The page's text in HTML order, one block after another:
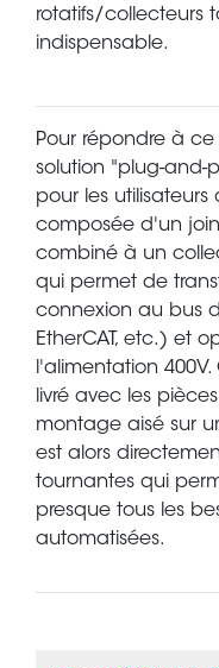
rotatifs/collecteurs
indispensable.
Pour répondre à
solution "plug-and-
pour les
composée d'un
combiné à un
qui permet de
connexion au bus
EtherCAT, etc.) et
l'alimentation
livré avec les
montage aisé sur
est alors
tournantes qui
presque tous les
automatisées.